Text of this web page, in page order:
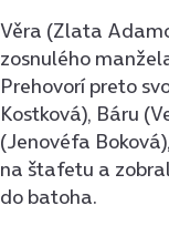
Věra (Zlata
zosnulého
Prehovorí preto
Kostková), Báru
(Jenovéfa
na štafetu a
do batoha.